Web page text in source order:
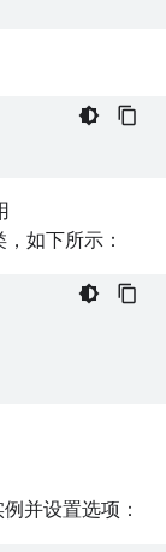
，如下所示：
并设置选项：